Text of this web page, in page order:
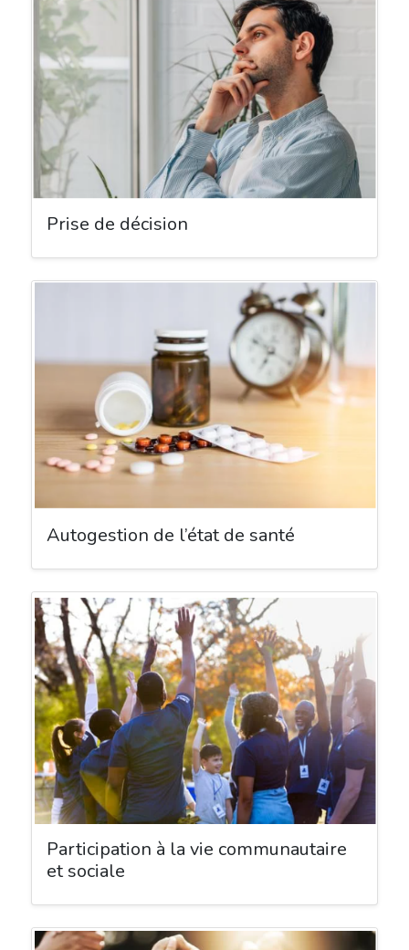
Prise de décision
Autogestion de l’état de santé
Participation à la vie communautaire
et sociale